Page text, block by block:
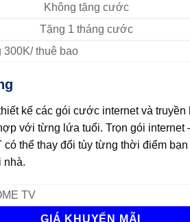
Không tặng cước
Tặng 1 tháng cước
300K/ thuê bao
kế các gói cước internet và truyền
với từng lứa tuổi. Trọn gói internet
thể thay đổi tùy từng thời điểm
nhà.
TV
GIÁ KHUYẾN MÃI